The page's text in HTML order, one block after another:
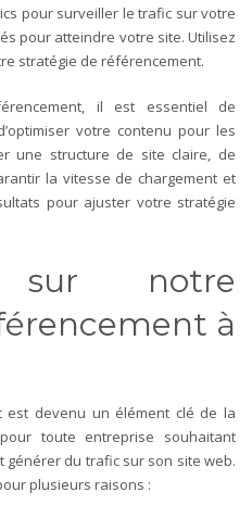
pour surveiller le trafic sur votre
pour atteindre votre site. Utilisez
stratégie de référencement.
il est essentiel de
votre contenu pour les
une structure de site claire, de
la vitesse de chargement et
pour ajuster votre stratégie
sur notre
à
est devenu un élément clé de la
toute entreprise souhaitant
générer du trafic sur son site web.
plusieurs raisons :